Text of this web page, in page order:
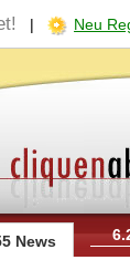
| Neu
News